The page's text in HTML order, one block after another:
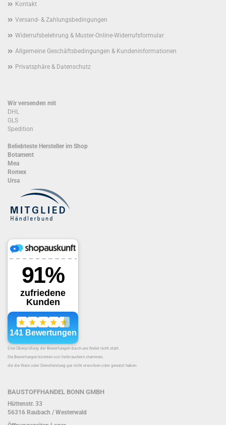
Kontakt
Versand- & Zahlungsbedingungen
Widerrufsbelehrung & Muster-Online-Widerrufsformular
Allgemeine Geschäftsbedingungen & Kundeninformationen
Privatsphäre & Datenschutz
Wir versenden mit
DHL
GLS
Spedition
Beliebteste Hersteller im Shop
Botament
Mea
Romex
Ursa
Eine Überprüfung der Bewertungen durch uns findet nicht statt.
Die Bewertungen könnten von Verbrauchern stammen,
die die Ware oder Dienstleistung gar nicht erworben oder genutzt haben.
BAUSTOFFHANDEL BONN GMBH
Hüttenstr. 33
56316 Raubach / Westerwald